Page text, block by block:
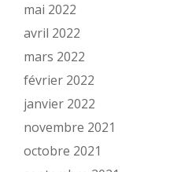
mai 2022
avril 2022
mars 2022
février 2022
janvier 2022
novembre 2021
octobre 2021